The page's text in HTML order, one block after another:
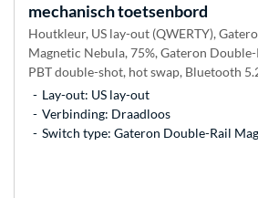
mechanisch toetsenbord
Houtkleur, US lay-out (QWERTY),
Magnetic Nebula, 75%, Gateron
PBT double-shot, hot swap, Bluetooth
Lay-out: US lay-out
Verbinding: Draadloos
Switch type: Gateron Double-Rail